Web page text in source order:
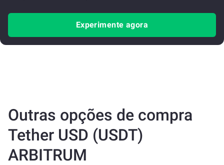
Experimente agora
Outras opções de compra
Tether USD (USDT)
ARBITRUM